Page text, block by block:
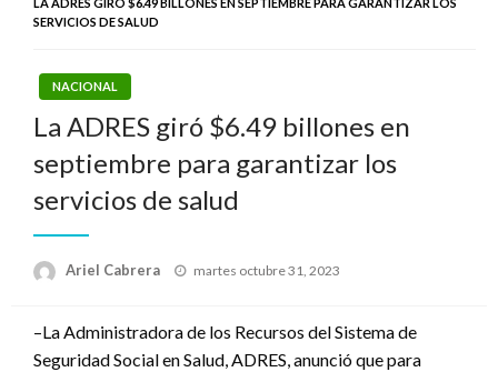
SERVICIOS DE SALUD
NACIONAL
La ADRES giró $6.49 billones en
septiembre para garantizar los
servicios de salud
Ariel Cabrera
Publicado
martes octubre 31, 2023
–La Administradora de los Recursos del Sistema de
Seguridad Social en Salud, ADRES, anunció que para